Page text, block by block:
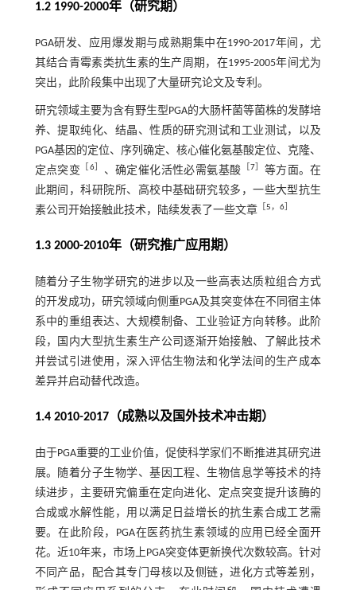
1.2 1990-2000年（研究期）
PGA研发、应用爆发期与成熟期集中在1990-2017年间，尤
其结合青霉素类抗生素的生产周期，在1995-2005年间尤为
突出，此阶段集中出现了大量研究论文及专利。
研究领域主要为含有野生型PGA的大肠杆菌等菌株的发酵培
养、提取纯化、结晶、性质的研究测试和工业测试，以及
PGA基因的定位、序列确定、核心催化氨基酸定位、克隆、
定点突变
6］ 、确定催化活性必需氨基酸 7］ 等方面。在
此期间，科研院所、高校中基础研究较多，一些大型抗生
素公司开始接触此技术，陆续发表了一些文章［ 5， 6］
1.3 2000-2010年（研究推广应用期）
随着分子生物学研究的进步以及一些高表达质粒组合方式
的开发成功，研究领域向侧重PGA及其突变体在不同宿主体
系中的重组表达、大规模制备、工业验证方向转移。此阶
段，国内大型抗生素生产公司逐渐开始接触、了解此技术
并尝试引进使用，深入评估生物法和化学法间的生产成本
差异并启动替代改造。
1.4 2010-2017（成熟以及国外技术冲击期）
由于PGA重要的工业价值，促使科学家们不断推进其研究进
展。随着分子生物学、基因工程、生物信息学等技术的持
续进步，主要研究偏重在定向进化、定点突变提升该酶的
合成或水解性能，用以满足日益增长的抗生素合成工艺需
要。在此阶段，PGA在医药抗生素领域的应用已经全面开
花。近10年来，市场上PGA突变体更新换代次数较高。针对
不同产品，配合其专门母核以及侧链，进化方式等差别，